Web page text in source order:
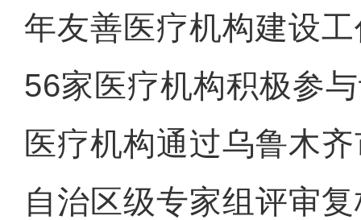
年友善医疗机构建设
56家医疗机构积极参
医疗机构通过乌鲁木
自治区级专家组评审